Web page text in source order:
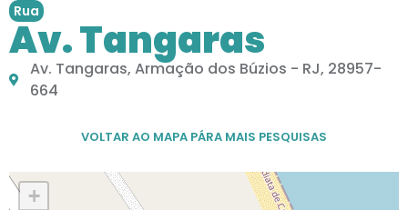
Rua
Av. Tangaras
Av. Tangaras, Armação dos Búzios - RJ, 28957-
664
VOLTAR AO MAPA PÁRA MAIS PESQUISAS
+